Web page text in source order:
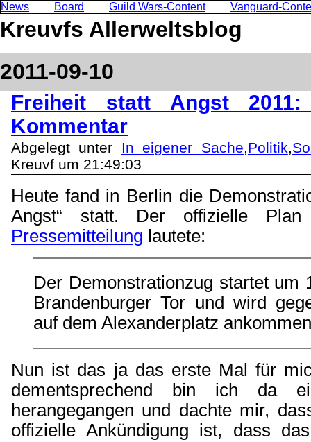
News Board Guild Wars-Content Vanguard-
Kreuvfs Allerweltsblog
2011-09-10
Freiheit statt Angst
Kommentar
Abgelegt unter In eigener Sache,Politik,
Kreuvf um 21:49:03
Heute fand in Berlin die
Angst“ statt. Der offizielle
Pressemitteilung lautete:
Der Demonstrationzug startet um
Brandenburger Tor und wird
auf dem Alexanderplatz
Nun ist das ja das erste Mal für
dementsprechend bin ich da
herangegangen und dachte mir,
offizielle Ankündigung ist, dass